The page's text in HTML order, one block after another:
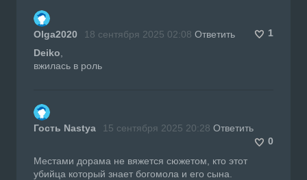
Olga2020 18 сентября 2025 02:08 Ответить
1
Deiko
вжилась в роль
Гость Nastya 15 сентября 2025 20:28 Ответить
0
Местами дорама не вяжется сюжетом, кто этот
убийца который знает богомола и его сына.